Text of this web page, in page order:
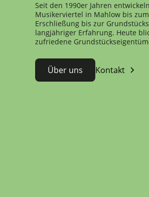
Seit den 1990er Jahren
Musikerviertel in Mahlow bis
Erschließung bis zur
langjähriger Erfahrung. Heute
zufriedene
Über uns Kontakt